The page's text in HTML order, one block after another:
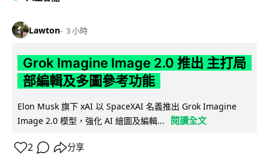
Lawton 3 小時
Grok Imagine Image 2.0 推出 主打局
部編輯及多圖參考功能
Elon Musk 旗下 xAI 以 SpaceXAI 名義推出 Grok Imagine
Image 2.0 模型，強化 AI 繪圖及編輯...
閱讀全文
2 分享